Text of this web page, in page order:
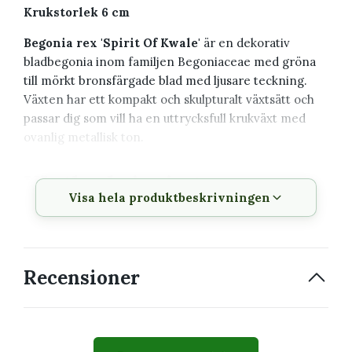
Krukstorlek 6 cm
Begonia rex 'Spirit Of Kwale' är en dekorativ
bladbegonia inom familjen Begoniaceae med gröna
till mörkt bronsfärgade blad med ljusare teckning.
Växten har ett kompakt och skulpturalt växtsätt och
passar dig som vill ha en uttrycksfull krukväxt med
ovanlig metallisk ton.
Växtbeskrivning
Familj
Bladbegonia
Visa hela produktbeskrivningen
Recensioner